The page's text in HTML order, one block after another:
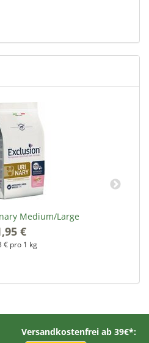
Medium/Large
€
€ pro 1 kg
Versandkostenfrei ab 39€*: